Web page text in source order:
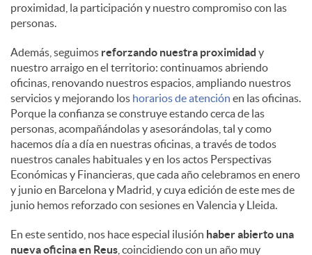
proximidad, la participación y nuestro compromiso con las
personas.
Además, seguimos reforzando nuestra proximidad y
nuestro arraigo en el territorio: continuamos abriendo
oficinas, renovando nuestros espacios, ampliando nuestros
servicios y mejorando los horarios de atención en las oficinas.
Porque la confianza se construye estando cerca de las
personas, acompañándolas y asesorándolas, tal y como
hacemos día a día en nuestras oficinas, a través de todos
nuestros canales habituales y en los actos Perspectivas
Económicas y Financieras, que cada año celebramos en enero
y junio en Barcelona y Madrid, y cuya edición de este mes de
junio hemos reforzado con sesiones en Valencia y Lleida.
En este sentido, nos hace especial ilusión haber abierto una
nueva oficina en Reus , coincidiendo con un año muy